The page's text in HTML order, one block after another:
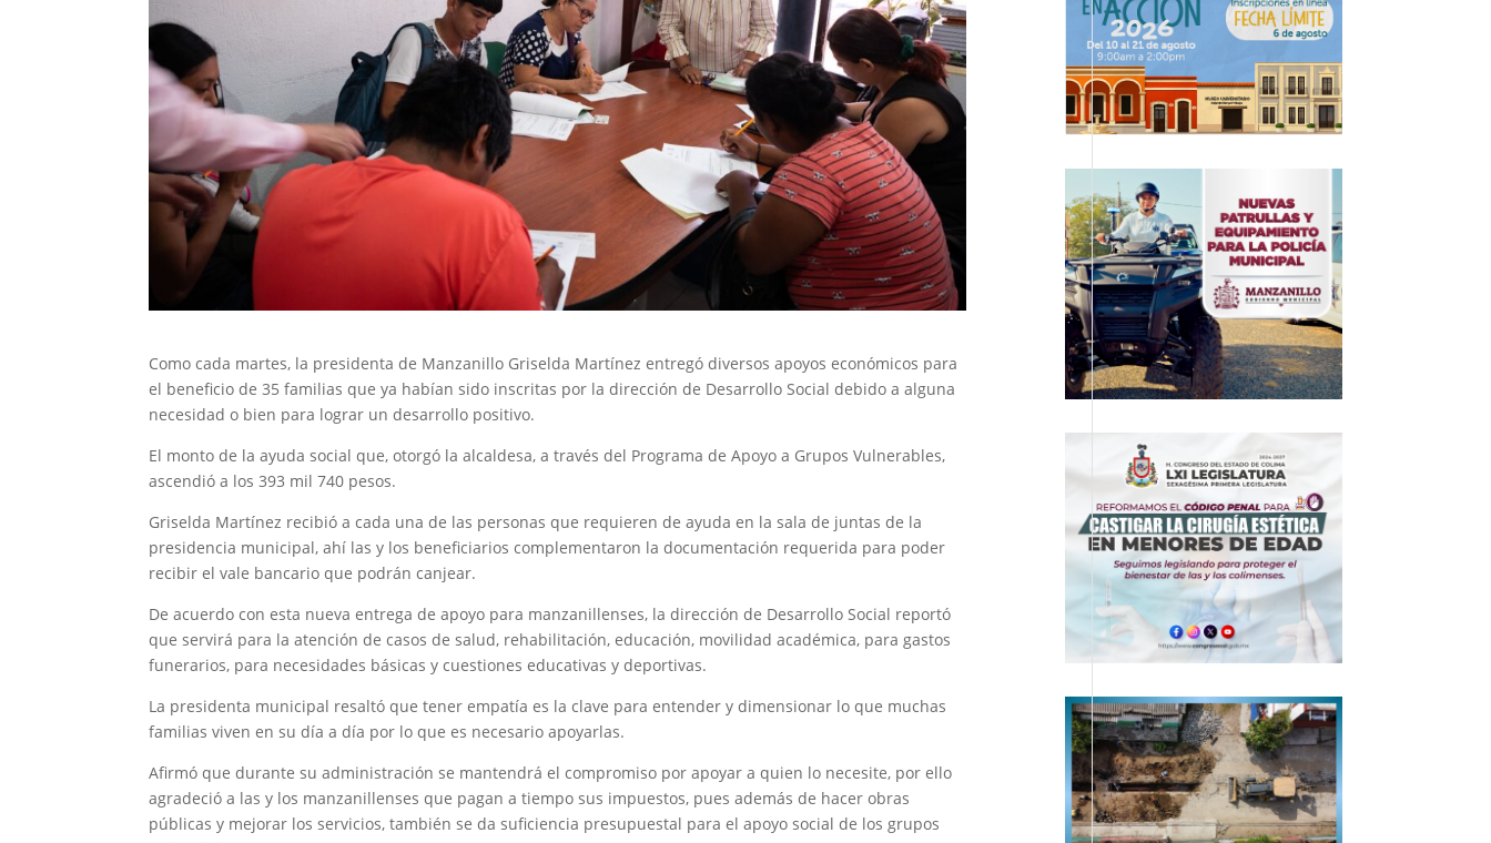
Como cada martes, la presidenta de Manzanillo Griselda Martínez entregó diversos apoyos económicos para
el beneficio de 35 familias que ya habían sido inscritas por la dirección de Desarrollo Social debido a alguna
necesidad o bien para lograr un desarrollo positivo.
El monto de la ayuda social que, otorgó la alcaldesa, a través del Programa de Apoyo a Grupos Vulnerables,
ascendió a los 393 mil 740 pesos.
Griselda Martínez recibió a cada una de las personas que requieren de ayuda en la sala de juntas de la
presidencia municipal, ahí las y los beneficiarios complementaron la documentación requerida para poder
recibir el vale bancario que podrán canjear.
De acuerdo con esta nueva entrega de apoyo para manzanillenses, la dirección de Desarrollo Social reportó
que servirá para la atención de casos de salud, rehabilitación, educación, movilidad académica, para gastos
funerarios, para necesidades básicas y cuestiones educativas y deportivas.
La presidenta municipal resaltó que tener empatía es la clave para entender y dimensionar lo que muchas
familias viven en su día a día por lo que es necesario apoyarlas.
Afirmó que durante su administración se mantendrá el compromiso por apoyar a quien lo necesite, por ello
agradeció a las y los manzanillenses que pagan a tiempo sus impuestos, pues además de hacer obras
públicas y mejorar los servicios, también se da suficiencia presupuestal para el apoyo social de los grupos